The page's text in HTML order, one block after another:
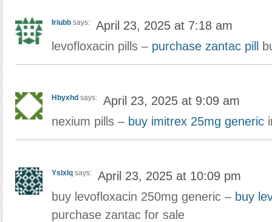
Iriubb says:
April 23, 2025 at 7:18 am
levofloxacin pills – purchase zantac pill
Hbyxhd says:
April 23, 2025 at 9:09 am
nexium pills – buy imitrex 25mg generic
Yslxlq says:
April 23, 2025 at 10:09 pm
buy levofloxacin 250mg generic – buy
purchase zantac for sale